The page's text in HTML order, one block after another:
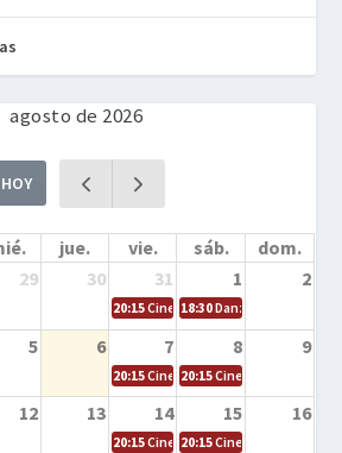
agosto de 2026
HOY
jue. vie. sáb.
dom.
29 30 31 1 2
20:15Cine en la calle – Cómo
18:30Danza – Cita en el
5 6 7 8 9
20:15Cine en la calle – El niño y la
20:15Cine en la calle –
12 13 14 15 16
20:15Cine en la calle – Tortugas
20:15Cine en la calle –